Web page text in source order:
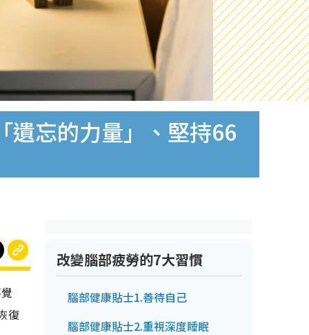
遺忘的力量」、堅持66
復
改變腦部疲勞的7大習慣
腦部健康貼士1.善待自己
腦部健康貼士2.重視深度睡眠